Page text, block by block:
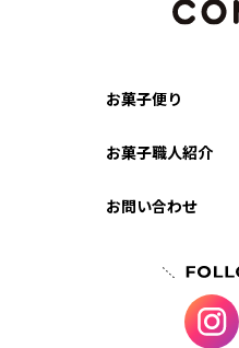
お菓子便り
お菓子職人紹介
お問い合わせ